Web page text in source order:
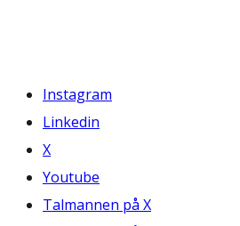
Instagram
Linkedin
X
Youtube
Talmannen på X